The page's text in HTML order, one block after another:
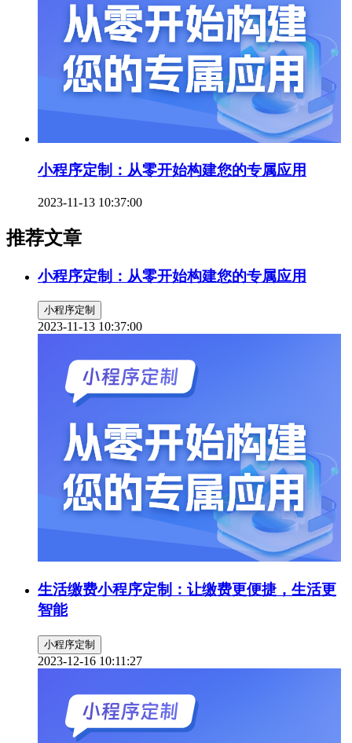
小程序定制：从零开始构建您的专属应用
2023-11-13 10:37:00
推荐文章
小程序定制：从零开始构建您的专属应用
小程序定制
2023-11-13 10:37:00
生活缴费小程序定制：让缴费更便捷，生活更
智能
小程序定制
2023-12-16 10:11:27